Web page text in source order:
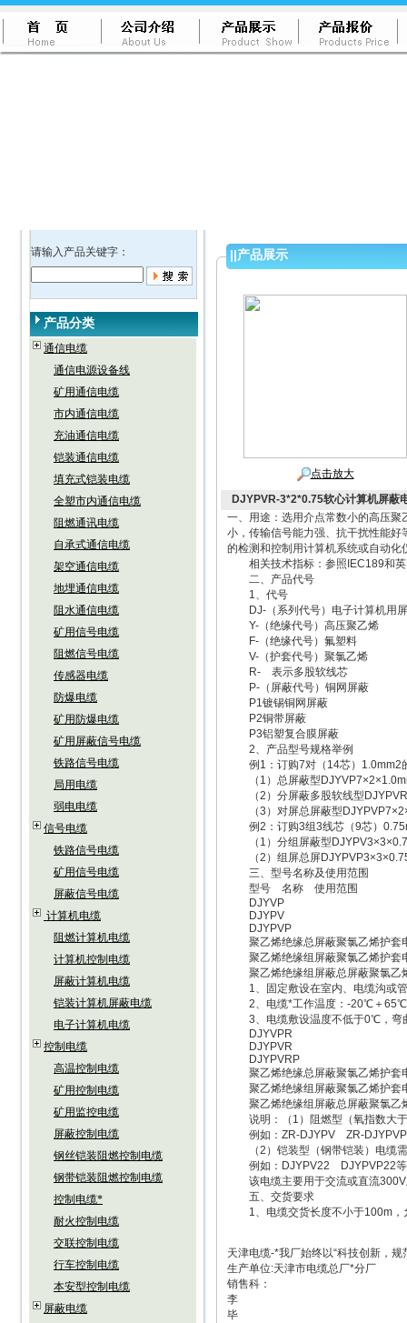
请输入产品关键字：
产品分类
通信电缆
通信电源设备线
矿用通信电缆
市内通信电缆
充油通信电缆
铠装通信电缆
填充式铠装电缆
全塑市内通信电缆
阻燃通讯电缆
自承式通信电缆
架空通信电缆
地埋通信电缆
阻水通信电缆
矿用信号电缆
阻燃信号电缆
传感器电缆
防爆电缆
矿用防爆电缆
矿用屏蔽信号电缆
铁路信号电缆
局用电缆
弱电电缆
信号电缆
铁路信号电缆
矿用信号电缆
屏蔽信号电缆
计算机电缆
阻燃计算机电缆
计算机控制电缆
屏蔽计算机电缆
铠装计算机屏蔽电缆
电子计算机电缆
控制电缆
高温控制电缆
矿用控制电缆
矿用监控电缆
屏蔽控制电缆
钢丝铠装阻燃控制电缆
钢带铠装阻燃控制电缆
控制电缆*
耐火控制电缆
交联控制电缆
行车控制电缆
本安型控制电缆
屏蔽电缆
||产品展示
点击放大
DJYPVR-3*2*0.75软心计算机屏蔽
一、用途：选用介点常数小的高压
小，传输信号能力强、抗干扰性能
的检测和控制用计算机系统或自动
相关技术指标：参照IEC189和英
二、产品代号
1、代号
DJ-（系列代号）电子计算机用
Y-（绝缘代号）高压聚乙烯
F-（绝缘代号）氟塑料
V-（护套代号）聚氯乙烯
R- 表示多股软线芯
P-（屏蔽代号）铜网屏蔽
P1镀锡铜网屏蔽
P2铜带屏蔽
P3铝塑复合膜屏蔽
2、产品型号规格举例
例1：订购7对（14芯）1.0mm2
（1）总屏蔽型
（2）分屏蔽多股软线型
（3）对屏总屏蔽型
例2：订购3组3线芯（9芯）
（1）分组屏蔽型
（2）组屏总屏
三、型号名称及使用范围
型号 名称 使用范围
DJYVP
DJYPV
DJYPVP
聚乙烯绝缘总屏蔽聚氯乙烯护套
聚乙烯绝缘组屏蔽聚氯乙烯护套
聚乙烯绝缘组屏蔽总屏蔽聚氯
1、固定敷设在室内、电缆沟或
2、电缆*工作温度：-20℃＋65℃
3、电缆敷设温度不低于0℃，弯
DJYVPR
DJYPVR
DJYPVRP
聚乙烯绝缘总屏蔽聚氯乙烯护套
聚乙烯绝缘组屏蔽聚氯乙烯护套
聚乙烯绝缘组屏蔽总屏蔽聚氯
说明：（1）阻燃型（氧指数大于
例如：ZR-DJYPV ZR-
（2）铠装型（钢带铠装）电缆需
例如：DJYPV22 DJYPVP22
该电缆主要用于交流或直流300V
五、交货要求
1、电缆交货长度不小于100m，
天津电缆-*我厂始终以“科技创新，
生产单位:天津市电缆总厂*分厂
销售科：
李
毕